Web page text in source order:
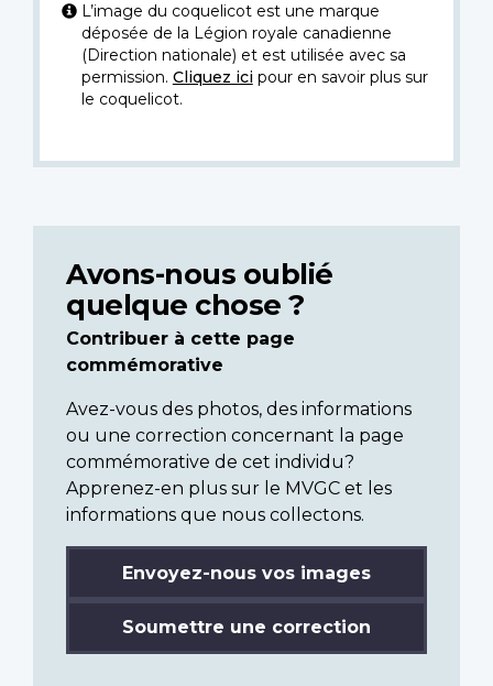
L’image du coquelicot est une marque
déposée de la Légion royale canadienne
(Direction nationale) et est utilisée avec sa
permission. Cliquez icipour en savoir plus sur
le coquelicot.
Avons-nous oublié
quelque chose ?
Contribuer à cette page
commémorative
Avez-vous des photos, des informations
ou une correction concernant la page
commémorative de cet individu?
Apprenez-en plus sur le MVGC et les
informations que nous collectons.
Envoyez-nous vos images
Soumettre une correction